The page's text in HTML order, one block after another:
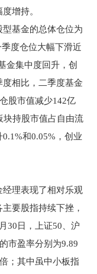
增持。
基金的总体仓位为
度仓位大幅下滑近
金集中度回升，创
相比，二季度基金
股市值减少142亿
块持股市值占自由流
和0.05%，创业
理表现了相对乐观
要股指持续下挫，
30日，上证50、沪
市盈率分别为9.89
；其中虽中小板指